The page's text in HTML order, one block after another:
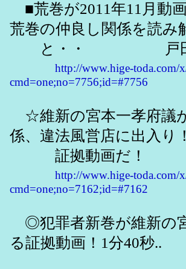
■荒巻が2011年11月動
荒巻の仲良し関係を読み
と・・ 戸田 -
http://www.hige-toda.com/
cmd=one;no=7756;id=#7756
☆維新の宮本一孝府議
係、違法風営店に出入り！
証拠動画だ！ 戸田
http://www.hige-toda.com/
cmd=one;no=7162;id=#7162
◎犯罪者新巻が維新の
る証拠動画！1分40秒..